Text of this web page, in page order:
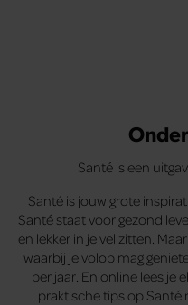
Santé is een
Santé is jouw grote
Santé staat voor gezond
en lekker in je vel zitten.
waarbij je volop mag
per jaar. En online lees je
praktische tips op